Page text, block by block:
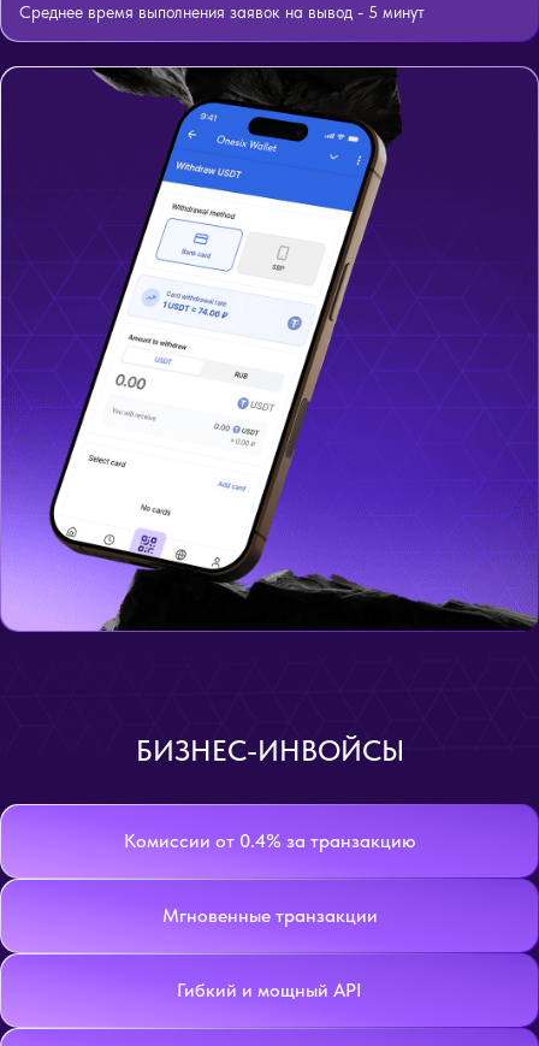
Среднее время выполнения заявок на вывод - 5 минут
БИЗНЕС-ИНВОЙСЫ
Комиссии от 0.4% за транзакцию
Мгновенные транзакции
Гибкий и мощный API